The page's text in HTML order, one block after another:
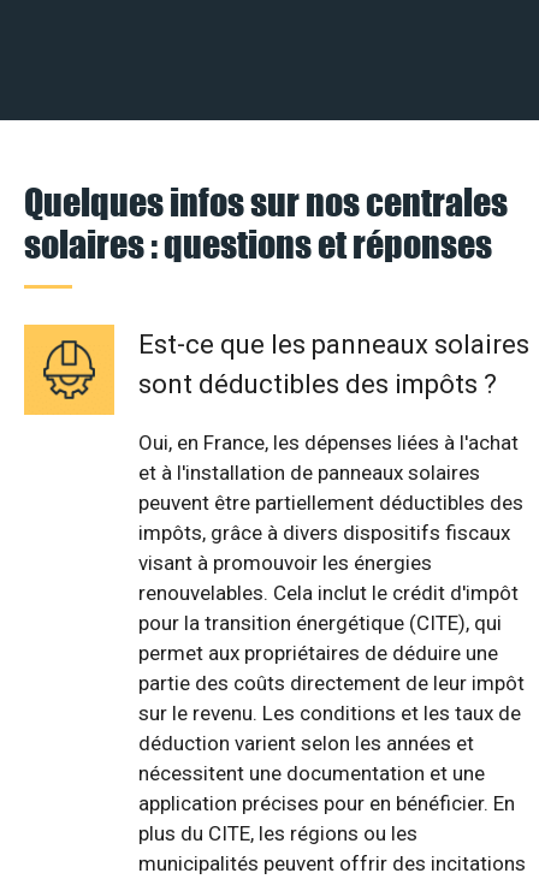
Quelques infos sur nos centrales
solaires : questions et réponses
Est-ce que les panneaux solaires
sont déductibles des impôts ?
Oui, en France, les dépenses liées à l'achat
et à l'installation de panneaux solaires
peuvent être partiellement déductibles des
impôts, grâce à divers dispositifs fiscaux
visant à promouvoir les énergies
renouvelables. Cela inclut le crédit d'impôt
pour la transition énergétique (CITE), qui
permet aux propriétaires de déduire une
partie des coûts directement de leur impôt
sur le revenu. Les conditions et les taux de
déduction varient selon les années et
nécessitent une documentation et une
application précises pour en bénéficier. En
plus du CITE, les régions ou les
municipalités peuvent offrir des incitations